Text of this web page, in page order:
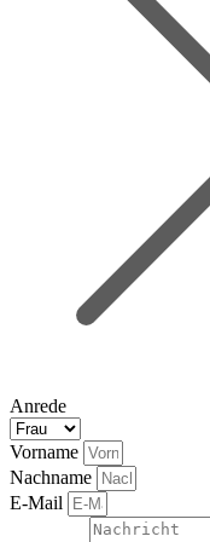
Anrede
Vorname
Nachname
E-Mail